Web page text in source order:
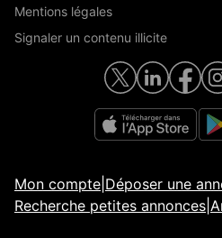
Mentions légales
Signaler un contenu illicite
Mon compte Déposer une
Recherche petites annonces